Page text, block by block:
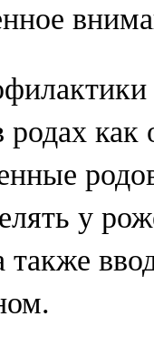
родах как
у
также